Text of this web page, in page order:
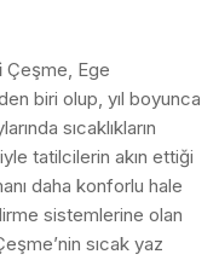
Çeşme, Ege
biri olup, yıl boyunca
sıcaklıkların
tatilcilerin akın ettiği
daha konforlu hale
sistemlerine olan
sıcak yaz